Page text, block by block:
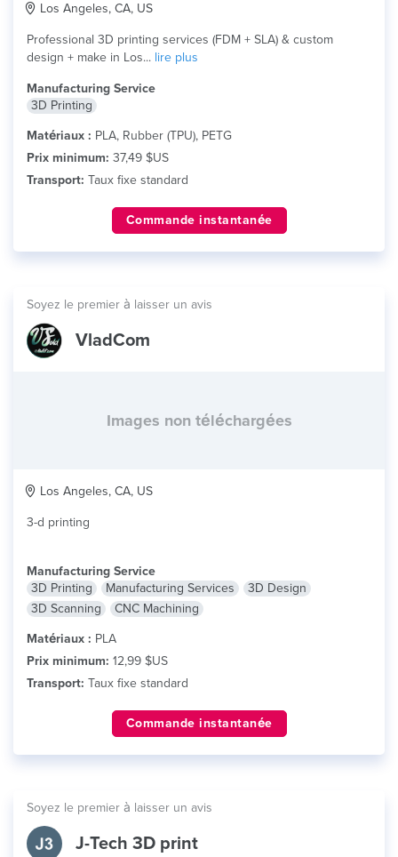
Los Angeles, CA, US
Professional 3D printing services (FDM + SLA) & custom
design + make in Los... lire plus
Manufacturing Service
3D Printing
Matériaux : PLA, Rubber (TPU), PETG
Prix minimum: 37,49 $US
Transport: Taux fixe standard
Commande instantanée
Soyez le premier à laisser un avis
VladCom
Images non téléchargées
Los Angeles, CA, US
3-d printing
Manufacturing Service
3D Printing
Manufacturing Services
3D Design
3D Scanning
CNC Machining
Matériaux : PLA
Prix minimum: 12,99 $US
Transport: Taux fixe standard
Commande instantanée
Soyez le premier à laisser un avis
J-Tech 3D print